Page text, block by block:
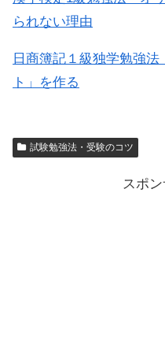
られない理由
日商簿記１級独学勉強
ト」を作る
試験勉強法・受験のコツ
スポ